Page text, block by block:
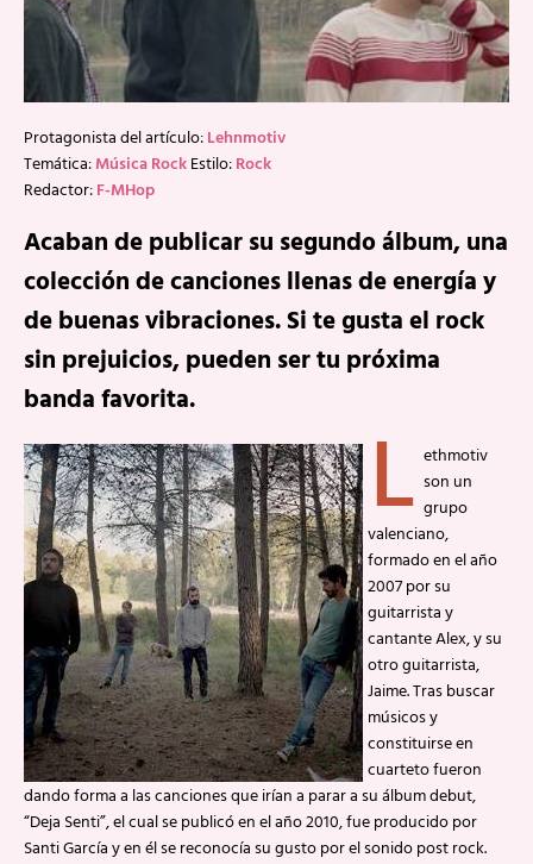
Protagonista del artículo:Lehnmotiv
Temática:Música RockEstilo:Rock
Redactor:F-MHop
Acaban de publicar su segundo álbum, una
colección de canciones llenas de energía y
de buenas vibraciones. Si te gusta el rock
sin prejuicios, pueden ser tu próxima
banda favorita.
L ethmotiv
son un
grupo
valenciano,
formado en el año
2007 por su
guitarrista y
cantante Alex, y su
otro guitarrista,
Jaime. Tras buscar
músicos y
constituirse en
cuarteto fueron
dando forma a las canciones que irían a parar a su álbum debut,
“Deja Senti”, el cual se publicó en el año 2010, fue producido por
Santi García y en él se reconocía su gusto por el sonido post rock.